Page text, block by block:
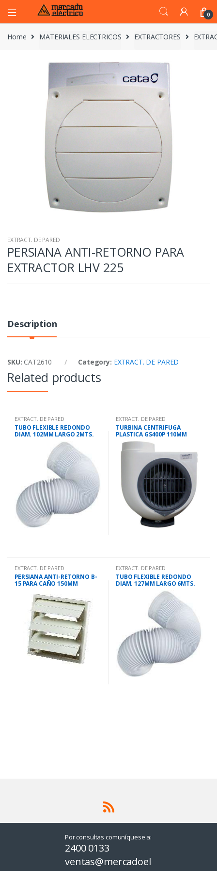
0
Home MATERIALES ELECTRICOS EXTRACTORES
EXTRACT. DE PARED
PERSIANA ANTI-RETORNO PARA
EXTRACTOR LHV 225
Description
SKU: CAT2610 Category: EXTRACT. DE PARED
Related products
EXTRACT. DE PARED
TUBO FLEXIBLE REDONDO
DIAM. 102MM LARGO 2MTS.
EXTRACT. DE PARED
TURBINA CENTRIFUGA
PLASTICA GS400P 110MM
290M3/H
EXTRACT. DE PARED
PERSIANA ANTI-RETORNO B-
15 PARA CAÑO 150MM
EXTRACT. DE PARED
TUBO FLEXIBLE REDONDO
DIAM. 127MM LARGO 6MTS.
Por consultas comuníquese a:
2400 0133
ventas@mercadoel